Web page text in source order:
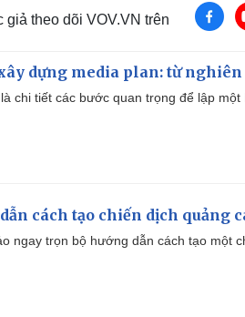
giả theo dõi VOV.VN trên
dựng media plan: từ
chi tiết các bước quan trọng để lập một
cách tạo chiến dịch quảng
ngay trọn bộ hướng dẫn cách tạo một